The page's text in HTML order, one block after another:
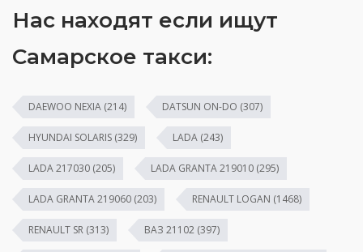
Нас находят если ищут
Самарское такси:
DAEWOO NEXIA (214) DATSUN ON-DO (307)
HYUNDAI SOLARIS (329) LADA (243)
LADA 217030 (205) LADA GRANTA 219010 (295)
LADA GRANTA 219060 (203) RENAULT LOGAN (1468)
RENAULT SR (313) ВАЗ 21102 (397)